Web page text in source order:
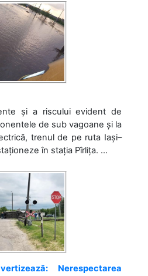
și a riscului evident de
de sub vagoane și la
trenul de pe ruta Iași–
în stația Pîrlița. ...
Nerespectarea